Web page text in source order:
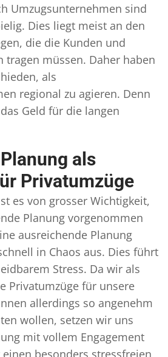
Umzugsunternehmen sind
Dies liegt meist an den
die die Kunden und
tragen müssen. Daher haben
als
regional zu agieren. Denn
Geld für die langen
als
Privatumzüge
es von grosser Wichtigkeit,
Planung vorgenommen
ausreichende Planung
in Chaos aus. Dies führt
Stress. Da wir als
Privatumzüge für unsere
allerdings so angenehm
wollen, setzen wir uns
mit vollem Engagement
besonders stressfreien